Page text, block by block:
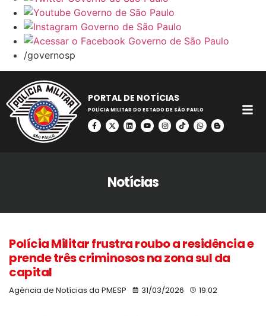
/governosp
PORTAL DE NOTÍCIAS
POLÍCIA MILITAR DO ESTADO DE SÃO PAULO
Notícias
Polícia Militar frustra roubo a residência e
prende três criminosos na zona sul da
capital
Agência de Notícias da PMESP 31/03/2026 19:02